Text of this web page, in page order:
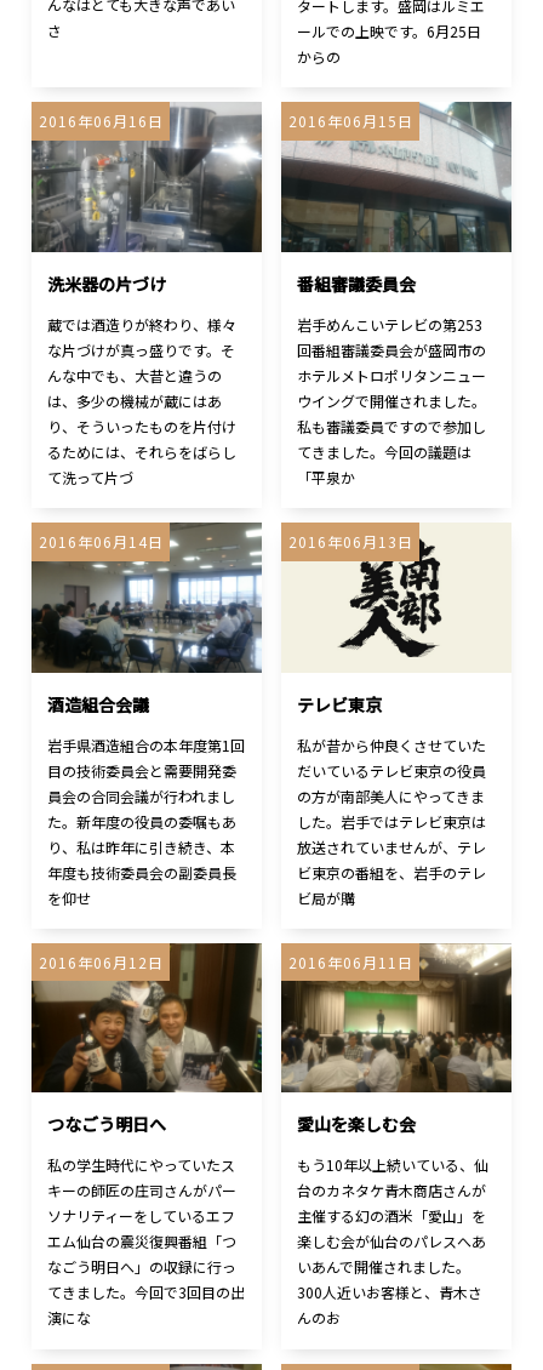
んなはとても大きな声であい
さ
タートします。盛岡はルミエ
ールでの上映です。6月25日
からの
2016年06月16日
洗米器の片づけ
蔵では酒造りが終わり、様々
な片づけが真っ盛りです。そ
んな中でも、大昔と違うの
は、多少の機械が蔵にはあ
り、そういったものを片付け
るためには、それらをばらし
て洗って片づ
2016年06月15日
番組審議委員会
岩手めんこいテレビの第253
回番組審議委員会が盛岡市の
ホテルメトロポリタンニュー
ウイングで開催されました。
私も審議委員ですので参加し
てきました。今回の議題は
「平泉か
2016年06月14日
酒造組合会議
岩手県酒造組合の本年度第1回
目の技術委員会と需要開発委
員会の合同会議が行われまし
た。新年度の役員の委嘱もあ
り、私は昨年に引き続き、本
年度も技術委員会の副委員長
を仰せ
2016年06月13日
テレビ東京
私が昔から仲良くさせていた
だいているテレビ東京の役員
の方が南部美人にやってきま
した。岩手ではテレビ東京は
放送されていませんが、テレ
ビ東京の番組を、岩手のテレ
ビ局が購
2016年06月12日
つなごう明日へ
私の学生時代にやっていたス
キーの師匠の庄司さんがパー
ソナリティーをしているエフ
エム仙台の震災復興番組「つ
なごう明日へ」の収録に行っ
てきました。今回で3回目の出
演にな
2016年06月11日
愛山を楽しむ会
もう10年以上続いている、仙
台のカネタケ青木商店さんが
主催する幻の酒米「愛山」を
楽しむ会が仙台のパレスへあ
いあんで開催されました。
300人近いお客様と、青木さ
んのお